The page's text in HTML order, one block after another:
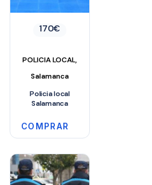
170€
POLICIA LOCAL,
Salamanca
Policia local
Salamanca
COMPRAR